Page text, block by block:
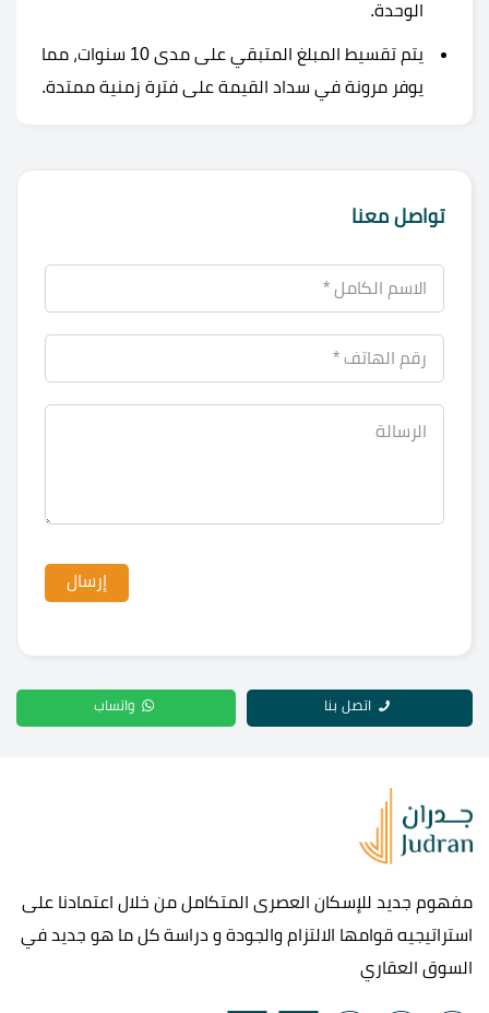
الوحدة.
يتم تقسيط المبلغ المتبقي على مدى 10 سنوات، مما
يوفر مرونة في سداد القيمة على فترة زمنية ممتدة.
تواصل معنا
اتصل بنا واتساب
مفهوم جديد للإسكان العصرى المتكامل من خلال اعتمادنا على
استراتيجيه قوامها الالتزام والجودة و دراسة كل ما هو جديد في
السوق العقاري